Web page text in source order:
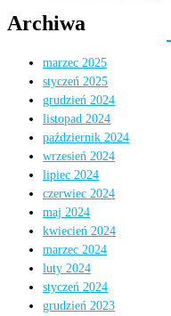
Archiwa
marzec 2025
styczeń 2025
grudzień 2024
listopad 2024
październik 2024
wrzesień 2024
lipiec 2024
czerwiec 2024
maj 2024
kwiecień 2024
marzec 2024
luty 2024
styczeń 2024
grudzień 2023